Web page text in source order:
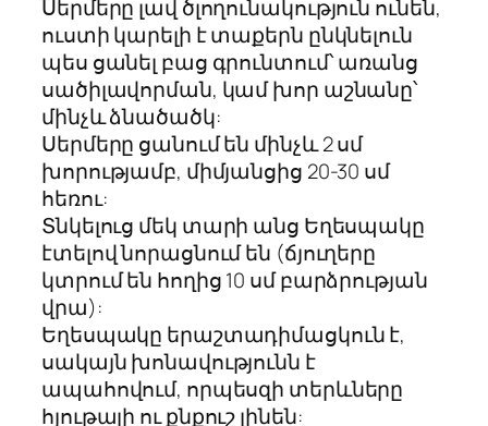
Սերմերը լավ ծլողունակություն ունեն,
ուստի կարելի է տաքերն ընկնելուն
պես ցանել բաց գրունտում՝ առանց
սածիլավորման, կամ խոր աշնանը՝
մինչև ձնածածկ:
Սերմերը ցանում են մինչև 2 սմ
խորությամբ, միմյանցից 20-30 սմ
հեռու:
Տնկելուց մեկ տարի անց Եղեսպակը
էտելով նորացնում են (ճյուղերը
կտրում են հողից 10 սմ բարձրության
վրա):
Եղեսպակը երաշտադիմացկուն է,
սակայն խոնավությունն է
ապահովում, որպեսզի տերևները
հյութալի ու քնքուշ լինեն: